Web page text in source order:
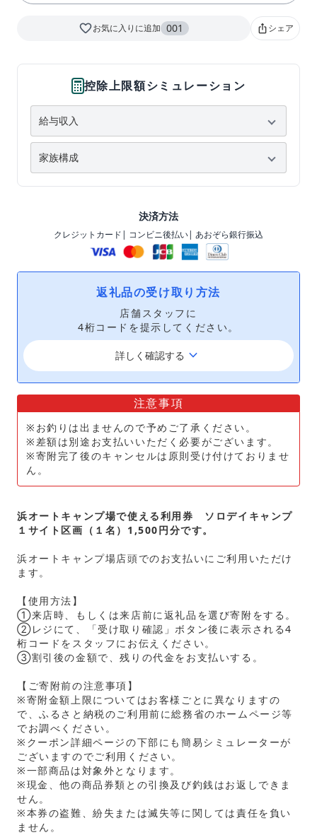
favorite_borderお気に入りに追加 001 ios_shareシェア
控除上限額シミュレーション
決済方法
クレジットカード| コンビニ後払い| あおぞら銀行振込
返礼品の受け取り方法
店舗スタッフに
4桁コードを提示してください。
詳しく確認する keyboard_arrow_down
注意事項
※お釣りは出ませんので予めご了承ください。
※差額は別途お支払いいただく必要がございます。
※寄附完了後のキャンセルは原則受け付けておりませ
ん。
浜オートキャンプ場で使える利用券 ソロデイキャンプ
１サイト区画（１名）1,500円分です。
浜オートキャンプ場店頭でのお支払いにご利用いただけ
ます。
【使用方法】
①来店時、もしくは来店前に返礼品を選び寄附をする。
②レジにて、「受け取り確認」ボタン後に表示される4
桁コードをスタッフにお伝えください。
③割引後の金額で、残りの代金をお支払いする。
【ご寄附前の注意事項】
※寄附金額上限についてはお客様ごとに異なりますの
で、ふるさと納税のご利用前に総務省のホームページ等
でお調べください。
※クーポン詳細ページの下部にも簡易シミュレーターが
ございますのでご利用ください。
※一部商品は対象外となります。
※現金、他の商品券類との引換及び釣銭はお返しできま
せん。
※本券の盗難、紛失または滅失等に関しては責任を負い
ません。